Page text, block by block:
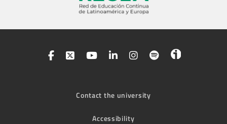
Contact the university
Accessibility